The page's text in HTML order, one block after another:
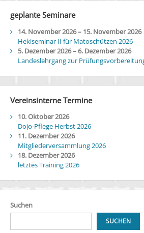
geplante Seminare
14. November 2026– 15. November 2026
Hekiseminar II für Matoschützen 2026
5. Dezember 2026–6. Dezember 2026
Landeslehrgang zur
Vereinsinterne Termine
10. Oktober 2026
Dojo-Pflege Herbst 2026
11. Dezember 2026
Mitgliederversammlung 2026
18. Dezember 2026
letztes Training 2026
Suchen
SUCHEN